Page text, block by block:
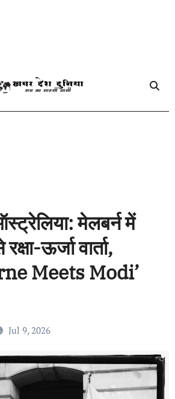
मेलबर्न में
ऊर्जा वार्ता,
Meets Modi’
Jul 9, 2026